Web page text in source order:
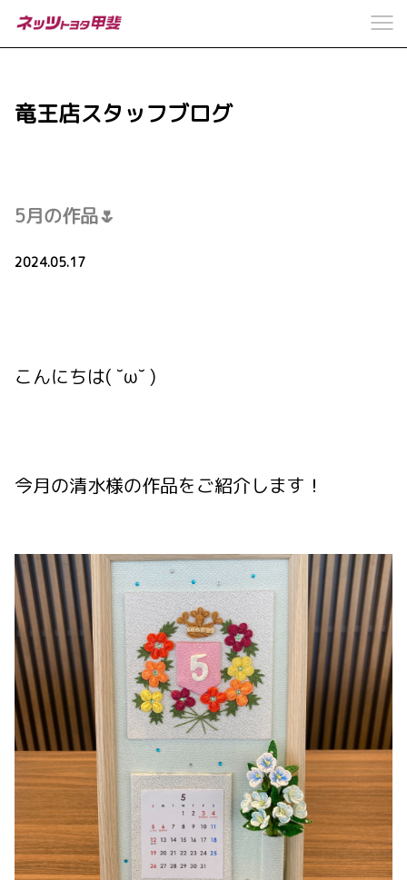
竜王店スタッフブログ
5月の作品🌷
2024.05.17
こんにちは( ˘ω˘ )
今月の清水様の作品をご紹介します！